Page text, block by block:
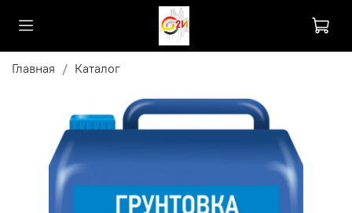
Главная Каталог